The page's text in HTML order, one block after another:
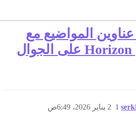
المواضيع مع
2 يناير 2026، 6:49ص 1